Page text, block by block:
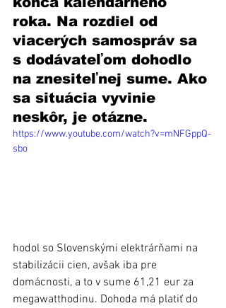
roka. Na rozdiel od
viacerých samospráv sa
s dodávateľom dohodlo
na znesiteľnej sume. Ako
sa situácia vyvinie
neskôr, je otázne.
https://www.youtube.com/watch?v=mNFGppQ-
sbo
hodol so Slovenskými elektrárňami na
stabilizácii cien, avšak iba pre
domácnosti, a to v sume 61,21 eur za
megawatthodinu. Dohoda má platiť do